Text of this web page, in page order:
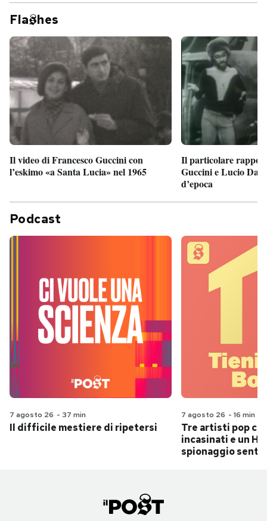
Fla hes
Il video di Francesco Guccini con
l’eskimo «a Santa Lucia» nel 1965
Il particolare
Guccini e Lucio
d’epoca
Podcast
7 agosto 26 - 37 min
Il difficile mestiere di ripetersi
7 agosto 26 - 16 min
Tre artisti pop
incasinati e un
spionaggio